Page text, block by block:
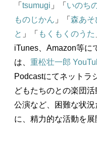
「 tsumugi 」「 いのち
ものじかん 」「 森あそ
と 」「 もくもくのうた
iTunes、Amazon等に
は、 重松壮一郎
Podcastにてネットラ
どもたちのとの楽団活
公演など、困難な状
に、精力的な活動を展